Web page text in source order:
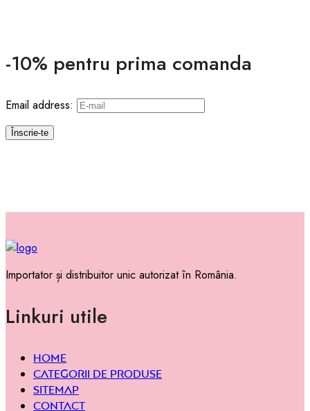
-10% pentru prima comanda
Email address:
Importator și distribuitor unic autorizat în România.
Linkuri utile
Home
Categorii de produse
Sitemap
Contact